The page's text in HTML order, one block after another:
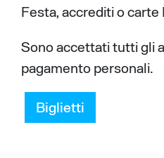
Festa, accrediti o carte
Sono accettati tutti gli
pagamento personali.
Biglietti